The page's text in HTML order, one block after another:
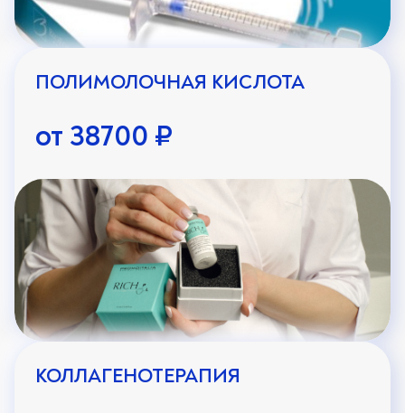
Тусклость
Целлюлит
ПОЛИМОЛОЧНАЯ КИСЛОТА
от 38700 ₽
КОЛЛАГЕНОТЕРАПИЯ